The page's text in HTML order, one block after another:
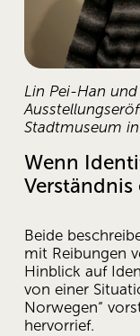
Lin Pei-Han
Stadtmuseum
Wenn
Verständnis
Beide
mit Reibungen
Hinblick auf
von einer
Norwegen“
hervorrief.